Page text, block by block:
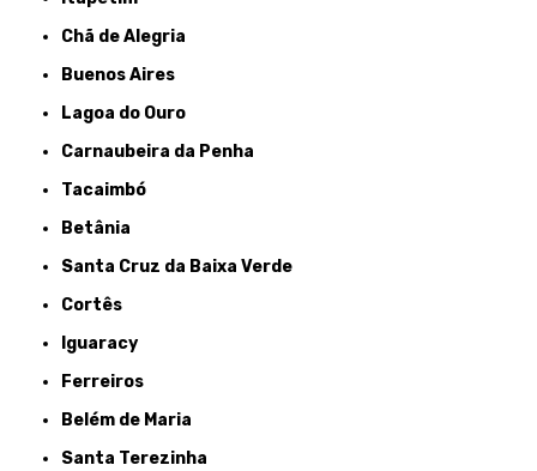
Chã de Alegria
Buenos Aires
Lagoa do Ouro
Carnaubeira da Penha
Tacaimbó
Betânia
Santa Cruz da Baixa Verde
Cortês
Iguaracy
Ferreiros
Belém de Maria
Santa Terezinha